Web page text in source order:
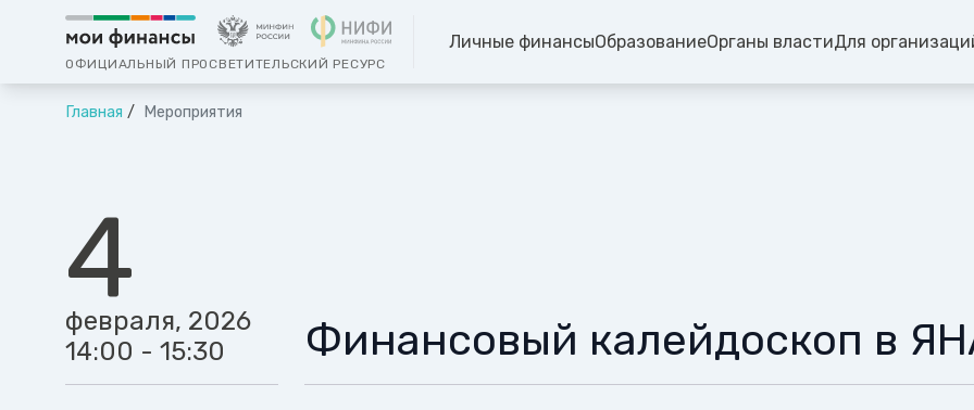
ОФИЦИАЛЬНЫЙ ПРОСВЕТИТЕЛЬСКИЙ РЕСУРС
Личные финансыОбразованиеОрганы властиДля
Главная Мероприятия
4
февраля, 2026
14:00 - 15:30
Финансовый калейдоскоп в